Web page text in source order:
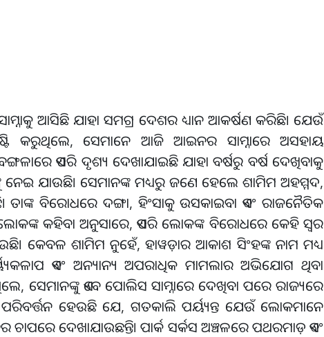
ସାମ୍ନାକୁ ଆସିଛି ଯାହା ସମଗ୍ର ଦେଶର ଧ୍ୟାନ ଆକର୍ଷଣ କରିଛି। ଯେଉଁ
କରୁଥିଲେ, ସେମାନେ ଆଜି ଆଇନର ସାମ୍ନାରେ ଅସହାୟ
ଏପରି ଦୃଶ୍ୟ ଦେଖାଯାଇଛି ଯାହା ବର୍ଷରୁ ବର୍ଷ ଦେଖିବାକୁ
ଯାଉଛି। ସେମାନଙ୍କ ମଧ୍ୟରୁ ଜଣେ ହେଲେ ଶାମିମ ଅହମ୍ମଦ,
ବିରୋଧରେ ଦଙ୍ଗା, ହିଂସାକୁ ଉସକାଇବା ଏବଂ ରାଜନୈତିକ
କହିବା ଅନୁସାରେ, ଏପରି ଲୋକଙ୍କ ବିରୋଧରେ କେହି ସ୍ୱର
କେବଳ ଶାମିମ ନୁହେଁ, ହାୱଡ଼ାର ଆକାଶ ସିଂହଙ୍କ ନାମ ମଧ୍ୟ
ଏବଂ ଅନ୍ୟାନ୍ୟ ଅପରାଧିକ ମାମଲାର ଅଭିଯୋଗ ଥିବା
ସେମାନଙ୍କୁ ଏବେ ପୋଲିସ ସାମ୍ନାରେ ଦେଖିବା ପରେ ରାଜ୍ୟରେ
ହେଉଛି ଯେ, ଗତକାଲି ପର୍ୟ୍ୟନ୍ତ ଯେଉଁ ଲୋକମାନେ
ଦେଖାଯାଉଛନ୍ତି। ପାର୍କ ସର୍କସ ଅଞ୍ଚଳରେ ପଥରମାଡ଼ ଏବଂ